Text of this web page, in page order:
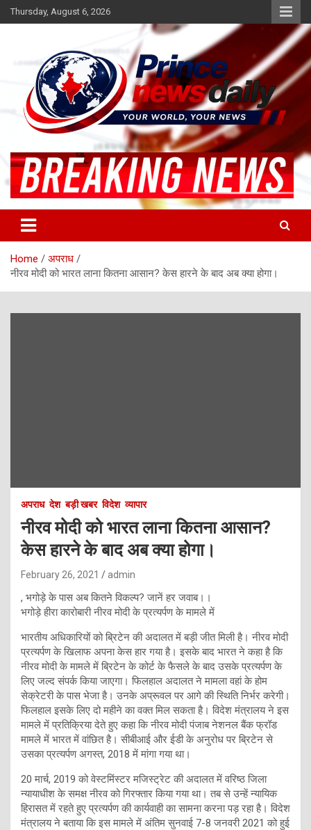
Skip
to
Thursday, August 6, 2026
Princenews Daily
Home
अपराध
नीरव मोदी को भारत लाना कितना आसान? केस हारने के बाद अब क्या होगा।
अपराध देश बड़ी खबर विदेश व्यापार
नीरव मोदी को भारत लाना कितना आसान?
केस हारने के बाद अब क्या होगा।
February 26, 2021 admin
, भगोड़े के पास अब कितने विकल्प? जानें हर जवाब।।
भगोड़े हीरा कारोबारी नीरव मोदी के प्रत्यर्पण के मामले में
भारतीय अधिकारियों को ब्रिटेन की अदालत में बड़ी जीत मिली है। नीरव मोदी
प्रत्यर्पण के खिलाफ अपना केस हार गया है। इसके बाद भारत ने कहा है कि
नीरव मोदी के मामले में ब्रिटेन के कोर्ट के फैसले के बाद उसके प्रत्यर्पण के
लिए जल्द संपर्क किया जाएगा। फिलहाल अदालत ने मामला वहां के होम
सेक्रेटरी के पास भेजा है। उनके अप्रूवल पर आगे की स्थिति निर्भर करेगी।
फिलहाल इसके लिए दो महीने का वक्त मिल सकता है। विदेश मंत्रालय ने इस
मामले में प्रतिक्रिया देते हुए कहा कि नीरव मोदी पंजाब नेशनल बैंक फ्रॉड
मामले में भारत में वांछित है। सीबीआई और ईडी के अनुरोध पर ब्रिटेन से
उसका प्रत्यर्पण अगस्त, 2018 में मांगा गया था।
20 मार्च, 2019 को वेस्टमिंस्टर मजिस्ट्रेट की अदालत में वरिष्ठ जिला
न्यायाधीश के समक्ष नीरव को गिरफ्तार किया गया था। तब से उन्हें न्यायिक
हिरासत में रहते हुए प्रत्यर्पण की कार्यवाही का सामना करना पड़ रहा है। विदेश
मंत्रालय ने बताया कि इस मामले में अंतिम सुनवाई 7-8 जनवरी 2021 को हुई